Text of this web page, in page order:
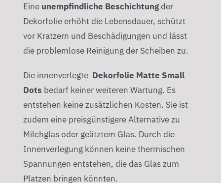
Eine unempfindliche Beschichtungder
Dekorfolie erhöht die Lebensdauer, schützt
vor Kratzern und Beschädigungen und lässt
die problemlose Reinigung der Scheiben zu.
Die innenverlegte Dekorfolie Matte Small
Dots bedarf keiner weiteren Wartung. Es
entstehen keine zusätzlichen Kosten. Sie ist
zudem eine preisgünstigere Alternative zu
Milchglas oder geätztem Glas. Durch die
Innenverlegung können keine thermischen
Spannungen entstehen, die das Glas zum
Platzen bringen könnten.